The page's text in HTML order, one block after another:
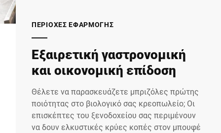
ΠΕΡΙΟΧΈΣ ΕΦΑΡΜΟΓΉΣ
Εξαιρετική γαστρονομική
και οικονομική επίδοση
Θέλετε να παρασκευάζετε μπριζόλες πρώτης
ποιότητας στο βιολογικό σας κρεοπωλείο; Οι
επισκέπτες του ξενοδοχείου σας περιμένουν
να δουν ελκυστικές κρύες κοπές στον μπουφέ